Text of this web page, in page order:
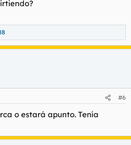
#6
o estará apunto. Tenía